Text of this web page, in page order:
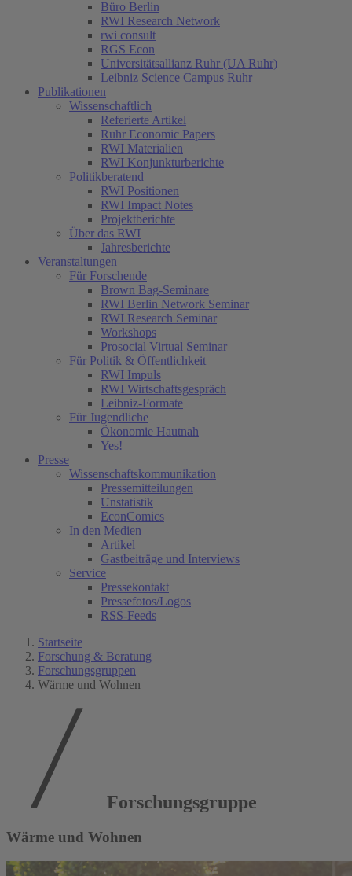
Büro Berlin
RWI Research Network
rwi consult
RGS Econ
Universitätsallianz Ruhr (UA Ruhr)
Leibniz Science Campus Ruhr
Publikationen
Wissenschaftlich
Referierte Artikel
Ruhr Economic Papers
RWI Materialien
RWI Konjunkturberichte
Politikberatend
RWI Positionen
RWI Impact Notes
Projektberichte
Über das RWI
Jahresberichte
Veranstaltungen
Für Forschende
Brown Bag-Seminare
RWI Berlin Network Seminar
RWI Research Seminar
Workshops
Prosocial Virtual Seminar
Für Politik & Öffentlichkeit
RWI Impuls
RWI Wirtschaftsgespräch
Leibniz-Formate
Für Jugendliche
Ökonomie Hautnah
Yes!
Presse
Wissenschaftskommunikation
Pressemitteilungen
Unstatistik
EconComics
In den Medien
Artikel
Gastbeiträge und Interviews
Service
Pressekontakt
Pressefotos/Logos
RSS-Feeds
Startseite
Forschung & Beratung
Forschungsgruppen
Wärme und Wohnen
Forschungsgruppe
Wärme und Wohnen